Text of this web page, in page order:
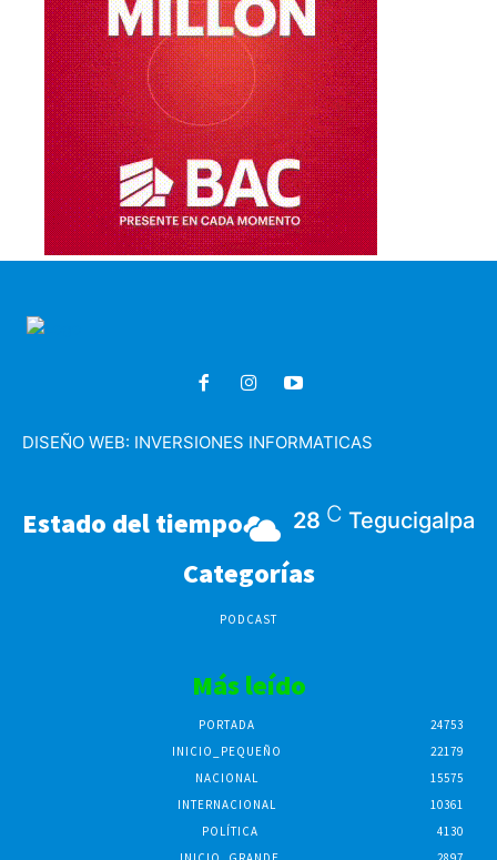
DISEÑO WEB: INVERSIONES INFORMATICAS
Estado del tiempo 28 C Tegucigalpa
Categorías
PODCAST
Más leído
PORTADA
24753
INICIO_PEQUEÑO
22179
NACIONAL
15575
INTERNACIONAL
10361
POLÍTICA
4130